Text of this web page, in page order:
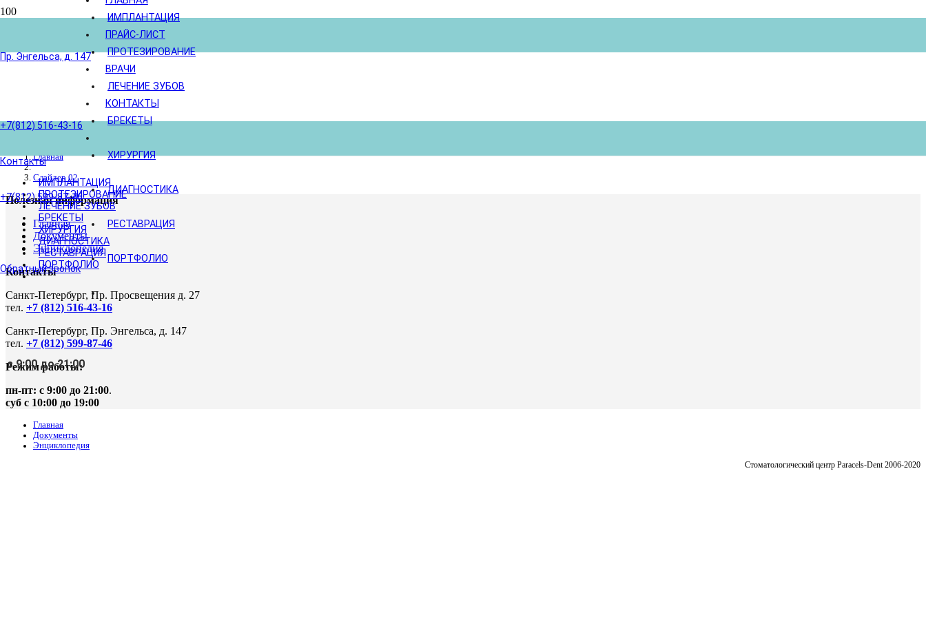
ПРАЙС-ЛИСТ
ВРАЧИ
КОНТАКТЫ
Пр. Энгельса, д. 147
+7(812) 516-43-16
+7(812) 599-87-46
Обратный звонок
с 9:00 до 21:00
ИМПЛАНТАЦИЯ
ПРОТЕЗИРОВАНИЕ
ЛЕЧЕНИЕ ЗУБОВ
БРЕКЕТЫ
ХИРУРГИЯ
ДИАГНОСТИКА
РЕСТАВРАЦИЯ
ПОРТФОЛИО
Контакты
ИМПЛАНТАЦИЯ
ПРОТЕЗИРОВАНИЕ
ЛЕЧЕНИЕ ЗУБОВ
БРЕКЕТЫ
ХИРУРГИЯ
ДИАГНОСТИКА
РЕСТАВРАЦИЯ
ПОРТФОЛИО
Главная
Слайдер 02
Полезная информация
Главная
Документы
Энциклопедия
Контакты
Санкт-Петербург, Пр. Просвещения д. 27
тел. +7 (812) 516-43-16
Санкт-Петербург, Пр. Энгельса, д. 147
тел. +7 (812) 599-87-46
Режим работы:
пн-пт: с 9:00 до 21:00.
суб с 10:00 до 19:00
Главная
Документы
Энциклопедия
Стоматологический центр Paracels-Dent 2006-2020